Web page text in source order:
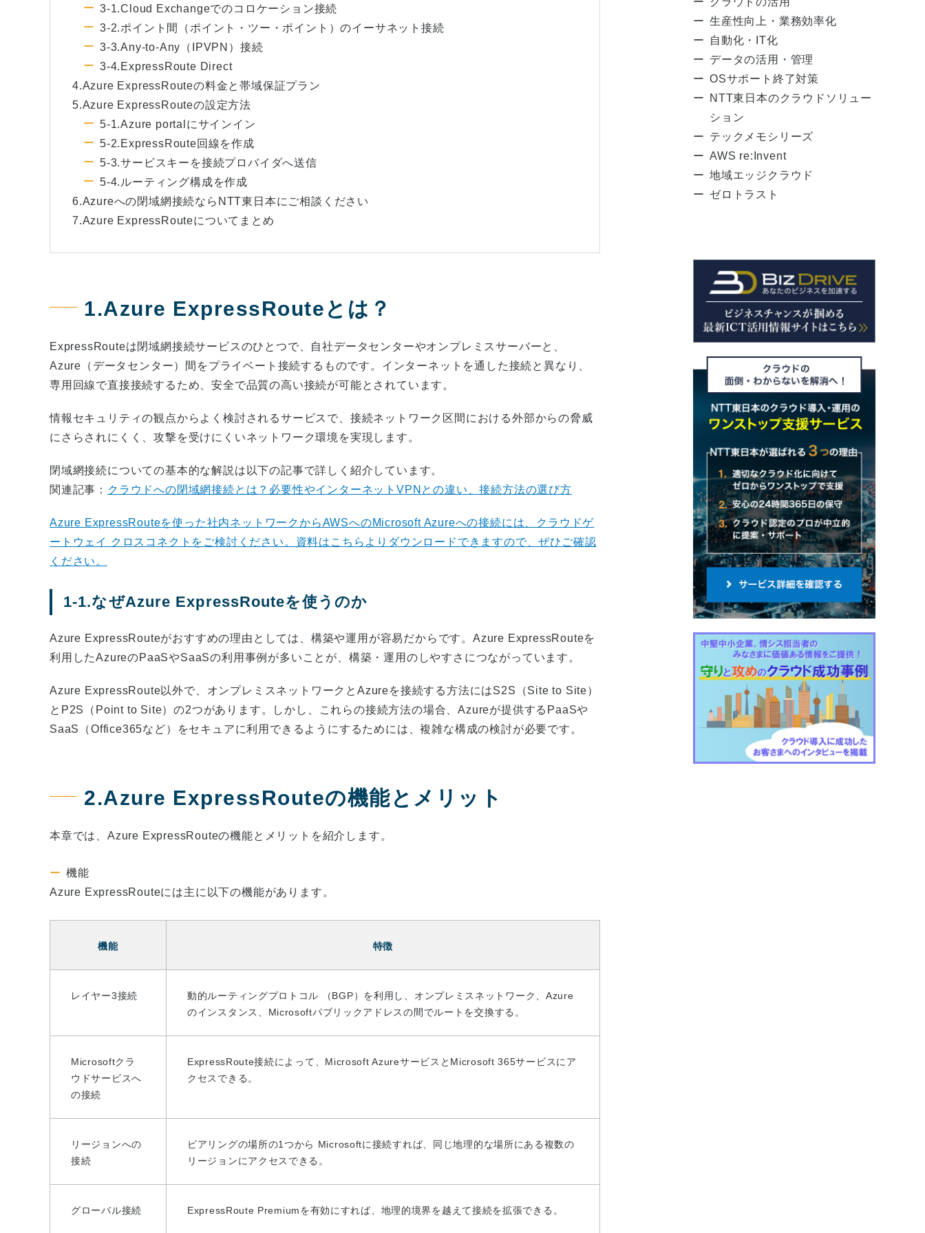
3-1.Cloud Exchangeでのコロケーション接続
3-2.ポイント間（ポイント・ツー・ポイント）のイーサネット接続
3-3.Any-to-Any（IPVPN）接続
3-4.ExpressRoute Direct
4.Azure ExpressRouteの料金と帯域保証プラン
5.Azure ExpressRouteの設定方法
5-1.Azure portalにサインイン
5-2.ExpressRoute回線を作成
5-3.サービスキーを接続プロバイダへ送信
5-4.ルーティング構成を作成
6.Azureへの閉域網接続ならNTT東日本にご相談ください
7.Azure ExpressRouteについてまとめ
1.Azure ExpressRouteとは？
ExpressRouteは閉域網接続サービスのひとつで、自社データセンターやオンプレミスサーバーと、
Azure（データセンター）間をプライベート接続するものです。インターネットを通した接続と異なり、
専用回線で直接接続するため、安全で品質の高い接続が可能とされています。
情報セキュリティの観点からよく検討されるサービスで、接続ネットワーク区間における外部からの脅威
にさらされにくく、攻撃を受けにくいネットワーク環境を実現します。
閉域網接続についての基本的な解説は以下の記事で詳しく紹介しています。
関連記事： クラウドへの閉域網接続とは？必要性やインターネットVPNとの違い、接続方法の選び方
Azure ExpressRouteを使った社内ネットワークからAWSへのMicrosoft Azureへの接続には、クラウドゲ
ートウェイ クロスコネクトをご検討ください。資料はこちらよりダウンロードできますので、ぜひご確認
ください。
1-1.なぜAzure ExpressRouteを使うのか
Azure ExpressRouteがおすすめの理由としては、構築や運用が容易だからです。Azure ExpressRouteを
利用したAzureのPaaSやSaaSの利用事例が多いことが、構築・運用のしやすさにつながっています。
Azure ExpressRoute以外で、オンプレミスネットワークとAzureを接続する方法にはS2S（Site to Site）
とP2S（Point to Site）の2つがあります。しかし、これらの接続方法の場合、Azureが提供するPaaSや
SaaS（Office365など）をセキュアに利用できるようにするためには、複雑な構成の検討が必要です。
2.Azure ExpressRouteの機能とメリット
本章では、Azure ExpressRouteの機能とメリットを紹介します。
機能
Azure ExpressRouteには主に以下の機能があります。
機能 特徴
レイヤー3接続
動的ルーティングプロトコル （BGP）を利用し、オンプレミスネットワーク、Azure
のインスタンス、Microsoftパブリックアドレスの間でルートを交換する。
Microsoftクラ
ウドサービスへ
の接続
ExpressRoute接続によって、Microsoft AzureサービスとMicrosoft 365サービスにア
クセスできる。
リージョンへの
接続
ピアリングの場所の1つから Microsoftに接続すれば、同じ地理的な場所にある複数の
リージョンにアクセスできる。
グローバル接続 ExpressRoute Premiumを有効にすれば、地理的境界を越えて接続を拡張できる。
生産性向上・業務効率化
自動化・IT化
データの活用・管理
OSサポート終了対策
NTT東日本のクラウドソリュー
ション
テックメモシリーズ
AWS re:Invent
地域エッジクラウド
ゼロトラスト